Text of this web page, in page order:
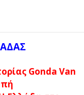
Gonda Van